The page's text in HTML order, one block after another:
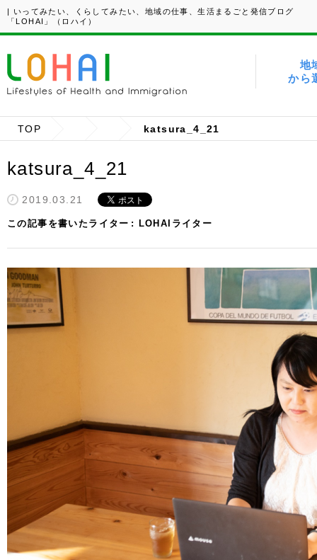
| いってみたい、くらしてみたい、地域の仕事、生活まるごと発信ブログ
「LOHAI」（ロハイ）
地
から
TOP katsura_4_21
katsura_4_21
2019.03.21
この記事を書いたライター LOHAIライター